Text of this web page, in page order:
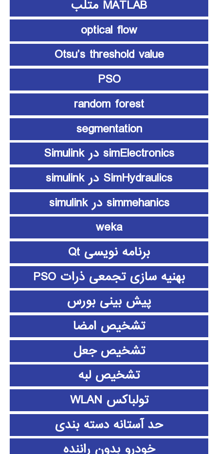
MATLAB متلب
optical flow
Otsu’s threshold value
PSO
random forest
segmentation
simElectronics در Simulink
SimHydraulics در simulink
simmehanics در simulink
weka
برنامه نویسی Qt
بهنیه سازی تجمعی ذرات PSO
پیش بینی بورس
تشخیص امضا
تشخیص جعل
تشخیص لبه
تولباکس WLAN
حد آستانه دسته بندی
خودرو بدون راننده